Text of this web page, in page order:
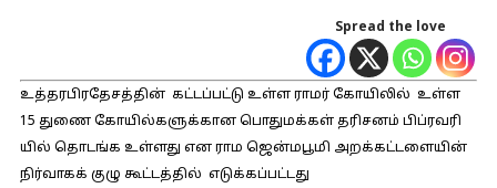
Spread the love
உத்​தரபிரதேசத்தின் கட்டப்பட்டு உள்ள ராமர் கோயிலில் உள்ள
15 துணை கோயில்​களுக்​கான பொது​மக்​கள் தரிசனம் பிப்​ர​வரி​
யில் தொடங்க உள்​ளது என ராம ஜென்​மபூமி அறக்​கட்​டளை​யின்
நிர்​வாகக் குழு கூட்​டத்​தில் எடுக்கப்​பட்​டது